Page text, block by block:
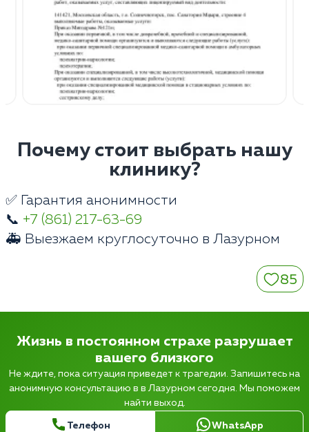
Почему стоит выбрать нашу
клинику?
✅ Гарантия анонимности
📞 +7 (861) 217-63-69
🚑 Выезжаем круглосуточно в Лазурном
85
Жизнь в постоянном страхе разрушает
вашего близкого
Не ждите, пока ситуация приведет к трагедии. Запишитесь на
анонимную консультацию в в Лазурном сегодня. Мы поможем
найти выход.
Телефон WhatsApp